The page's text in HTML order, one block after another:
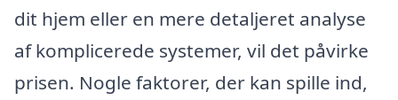
dit hjem eller en mere detaljeret analyse
af komplicerede systemer, vil det påvirke
prisen. Nogle faktorer, der kan spille ind,